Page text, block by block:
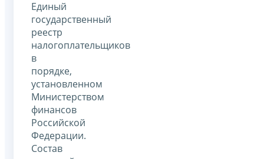
Единый
государственный
реестр
налогоплательщиков
в
порядке,
установленном
Министерством
финансов
Российской
Федерации.
Состав